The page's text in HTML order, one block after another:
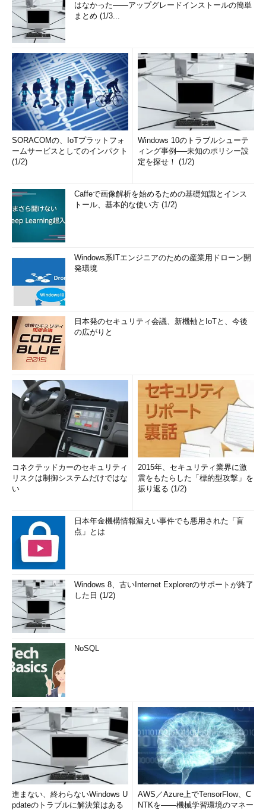
ちなみに、停止中にWeb Appsのサイト（URL）にアクセスす
ると、次のようなエラー画面が表示されます。
停止中のWeb Appsのサイト
Web Appsのサイトを停止させると、アクセスしてもこのよ
クセスできないという（Webブラウザの）エラー画面が表示
されます。
今回はWeb Appsの料金や価格プランなどについて見てきまし
た。1つのWeb Apps（WordPressなど）だけを動作させるなら、
少々料金が高いかもしれません。しかし複数のWeb Appsアプリ
などを動作させたいような場合は、うまく使うと、料金を下げて
お得に利用できる可能性があります。ここでは触れていません
なども含めて判断したいところです。
次回は、Azureサービスの管理／監視機能について見ていこう
と思います。
はなかった――アップグレードインストールの簡単
まとめ (1/3...
SORACOMの、IoTプラットフォ
ームサービスとしてのインパクト
(1/2)
Windows 10のトラブルシューテ
ィング事例──未知のポリシー設
定を探せ！ (1/2)
Caffeで画像解析を始めるための基礎知識とインス
トール、基本的な使い方 (1/2)
Windows系ITエンジニアのための産業用ドローン開
発環境
日本発のセキュリティ会議、新機軸とIoTと、今後
の広がりと
コネクテッドカーのセキュリティ
リスクは制御システムだけではな
い
2015年、セキュリティ業界に激
震をもたらした「標的型攻撃」を
振り返る (1/2)
日本年金機構情報漏えい事件でも悪用された「盲
点」とは
Windows 8、古いInternet Explorerのサポートが終了
した日 (1/2)
NoSQL
進まない、終わらないWindows U
pdateのトラブルに解決策はある
AWS／Azure上でTensorFlow、C
NTKを――機械学習環境のマネー